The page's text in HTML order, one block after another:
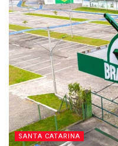
SANTA CATARINA